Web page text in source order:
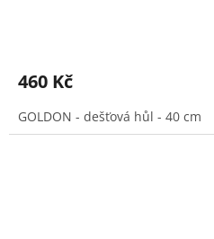
460 Kč
GOLDON - dešťová hůl - 40 cm